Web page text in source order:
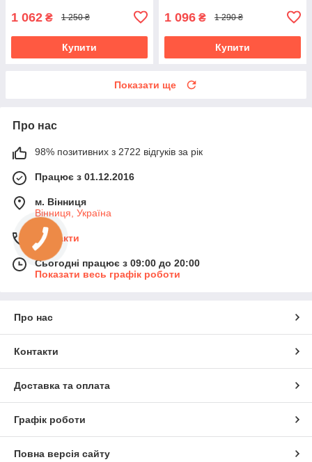
1 062 ₴ 1 250 ₴
Купити
1 096 ₴ 1 290 ₴
Купити
Показати ще
Про нас
98% позитивних з 2722 відгуків за рік
Працює з 01.12.2016
м. Вінниця
Вінниця, Україна
Контакти
Сьогодні працює з 09:00 до 20:00
Показати весь графік роботи
Про нас
Контакти
Доставка та оплата
Графік роботи
Повна версія сайту